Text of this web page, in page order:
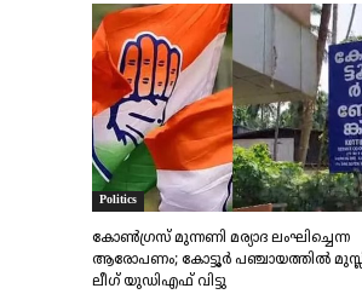
Politics
കോണ്‍ഗ്രസ് മുന്നണി മര്യാദ ലംഘിച്ചെന്ന
ആരോപണം; കോട്ടൂര്‍ പഞ്ചായത്തില്‍
ലീഗ് യുഡിഎഫ് വിട്ടു